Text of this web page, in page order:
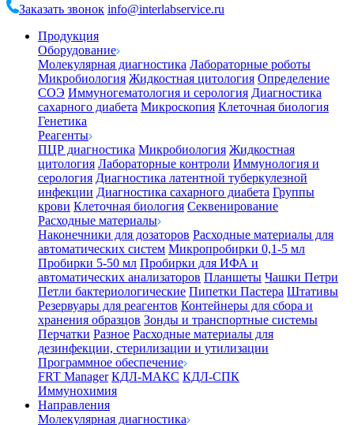
Заказать звонок info@interlabservice.ru
Продукция
Оборудование
Молекулярная диагностика Лабораторные роботы
Микробиология Жидкостная цитология Определение
СОЭ Иммуногематология и серология Диагностика
сахарного диабета Микроскопия Клеточная биология
Генетика
Реагенты
ПЦР диагностика Микробиология Жидкостная
цитология Лабораторные контроли Иммунология и
серология Диагностика латентной туберкулезной
инфекции Диагностика сахарного диабета Группы
крови Клеточная биология Секвенирование
Расходные материалы
Наконечники для дозаторов Расходные материалы для
автоматических систем Микропробирки 0,1-5 мл
Пробирки 5-50 мл Пробирки для ИФА и
автоматических анализаторов Планшеты Чашки Петри
Петли бактериологические Пипетки Пастера Штативы
Резервуары для реагентов Контейнеры для сбора и
хранения образцов Зонды и транспортные системы
Перчатки Разное Расходные материалы для
дезинфекции, стерилизации и утилизации
Программное обеспечение
FRT Manager КДЛ-МАКС КДЛ-СПК
Иммунохимия
Направления
Молекулярная диагностика